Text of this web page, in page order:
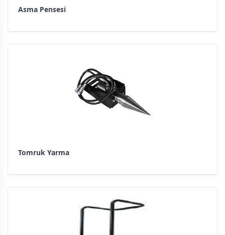
Asma Pensesi
Tomruk Yarma